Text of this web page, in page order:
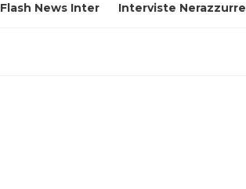
Flash News Inter Interviste Nerazzurre